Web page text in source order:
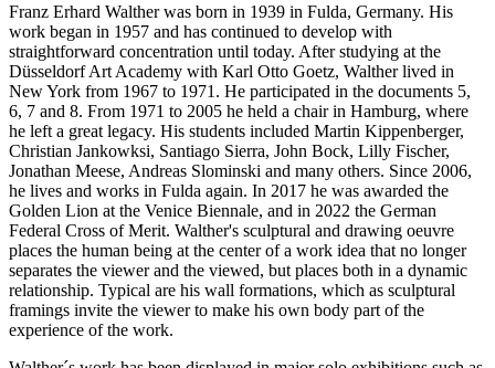
Franz Erhard Walther was born in 1939 in Fulda, Germany. His
work began in 1957 and has continued to develop with
straightforward concentration until today. After studying at the
Düsseldorf Art Academy with Karl Otto Goetz, Walther lived in
New York from 1967 to 1971. He participated in the documents 5,
6, 7 and 8. From 1971 to 2005 he held a chair in Hamburg, where
he left a great legacy. His students included Martin Kippenberger,
Christian Jankowksi, Santiago Sierra, John Bock, Lilly Fischer,
Jonathan Meese, Andreas Slominski and many others. Since 2006,
he lives and works in Fulda again. In 2017 he was awarded the
Golden Lion at the Venice Biennale, and in 2022 the German
Federal Cross of Merit. Walther's sculptural and drawing oeuvre
places the human being at the center of a work idea that no longer
separates the viewer and the viewed, but places both in a dynamic
relationship. Typical are his wall formations, which as sculptural
framings invite the viewer to make his own body part of the
experience of the work.